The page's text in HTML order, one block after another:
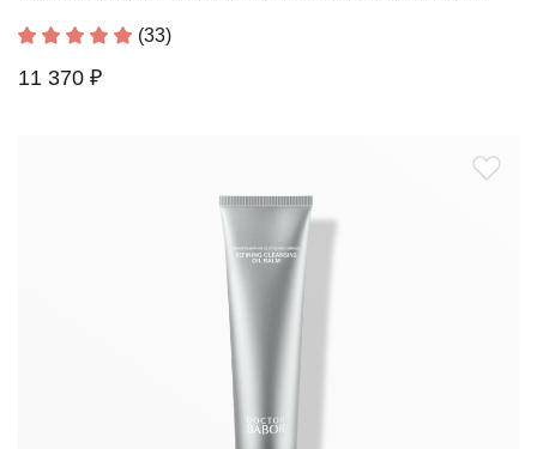
(33)
11 370 ₽